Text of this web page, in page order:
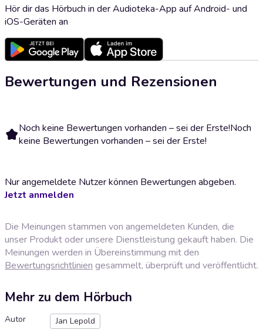
Hör dir das Hörbuch in der Audioteka-App auf Android- und
iOS-Geräten an
Bewertungen und Rezensionen
Noch keine Bewertungen vorhanden – sei der Erste!Noch
keine Bewertungen vorhanden – sei der Erste!
Nur angemeldete Nutzer können Bewertungen abgeben.
Jetzt anmelden
Die Meinungen stammen von angemeldeten Kunden, die
unser Produkt oder unsere Dienstleistung gekauft haben. Die
Meinungen werden in Übereinstimmung mit den
Bewertungsrichtlinien gesammelt, überprüft und veröffentlicht.
Mehr zu dem Hörbuch
Autor
Jan Lepold